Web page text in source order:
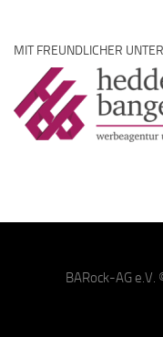
MIT FREUNDLICHER
BARock-AG